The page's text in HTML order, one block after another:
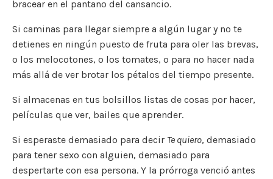
bracear en el pantano del cansancio.
Si caminas para llegar siempre a algún lugar y no te
detienes en ningún puesto de fruta para oler las brevas,
o los melocotones, o los tomates, o para no hacer nada
más allá de ver brotar los pétalos del tiempo presente.
Si almacenas en tus bolsillos listas de cosas por hacer,
películas que ver, bailes que aprender.
Si esperaste demasiado para decir Te quiero, demasiado
para tener sexo con alguien, demasiado para
despertarte con esa persona. Y la prórroga venció antes